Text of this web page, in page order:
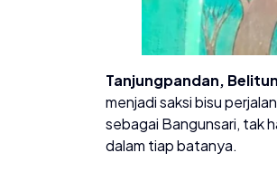
Tanjungpandan,
menjadi saksi bisu
sebagai Bangunsari, tak
dalam tiap batanya.